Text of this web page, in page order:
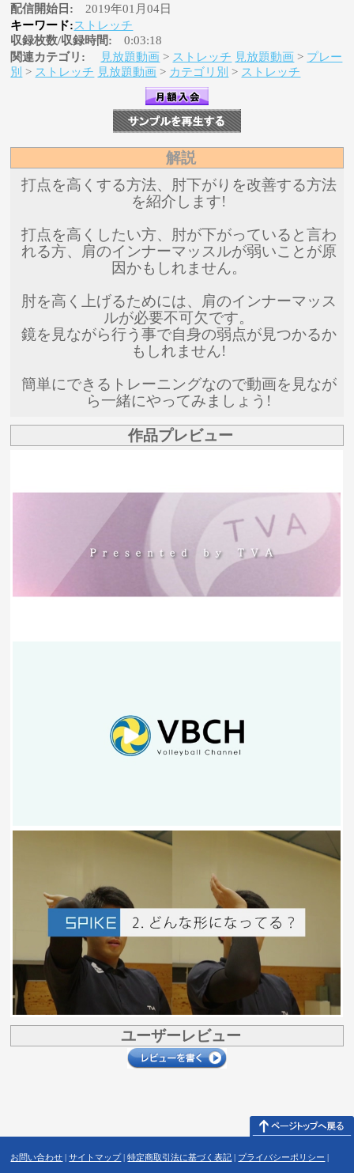
配信開始日: 2019年01月04日
キーワード:ストレッチ
収録枚数/収録時間: 0:03:18
関連カテゴリ:
見放題動画 > ストレッチ 見放題動画 > プレー
別 > ストレッチ 見放題動画 > カテゴリ別 > ストレッチ
解説
打点を高くする方法、肘下がりを改善する方法
を紹介します!
打点を高くしたい方、肘が下がっていると言わ
れる方、肩のインナーマッスルが弱いことが原
因かもしれません。
肘を高く上げるためには、肩のインナーマッス
ルが必要不可欠です。
鏡を見ながら行う事で自身の弱点が見つかるか
もしれません!
簡単にできるトレーニングなので動画を見なが
ら一緒にやってみましょう!
作品プレビュー
ユーザーレビュー
お問い合わせ |サイトマップ|特定商取引法に基づく表記 | プライバシーポリシー |